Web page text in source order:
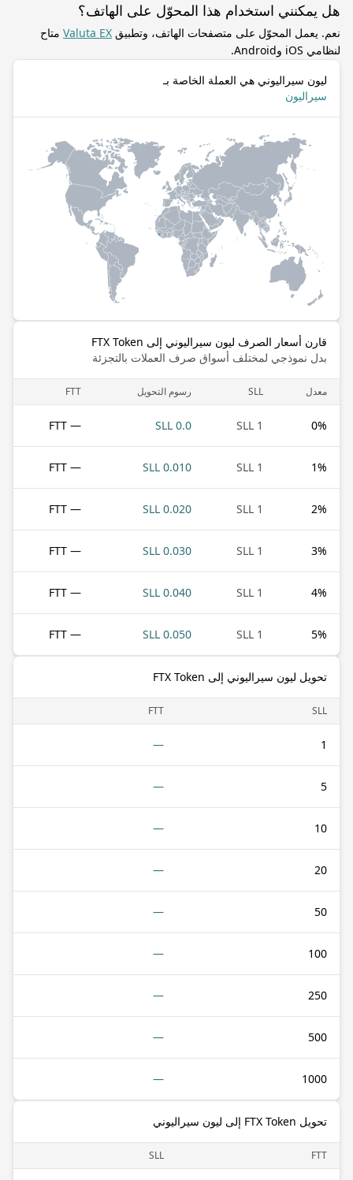
هل يمكنني استخدام هذا المحوّل على الهاتف؟
نعم. يعمل المحوّل على متصفحات الهاتف، وتطبيق Valuta EX متاح
لنظامي iOS وAndroid.
ليون سيراليوني هي العملة الخاصة بـ
سيراليون
قارن أسعار الصرف ليون سيراليوني إلى FTX Token
بدل نموذجي لمختلف أسواق صرف العملات بالتجزئة
معدل SLL رسوم التحويل FTT
0%
1 SLL
0.0 SLL
— FTT
1%
1 SLL
0.010 SLL
— FTT
2%
1 SLL
0.020 SLL
— FTT
3%
1 SLL
0.030 SLL
— FTT
4%
1 SLL
0.040 SLL
— FTT
5%
1 SLL
0.050 SLL
— FTT
تحويل ليون سيراليوني إلى FTX Token
SLL
FTT
1
—
5
—
10
—
20
—
50
—
100
—
250
—
500
—
1000
—
تحويل FTX Token إلى ليون سيراليوني
FTT
SLL